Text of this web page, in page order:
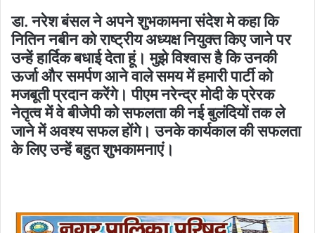
डा. नरेश बंसल ने अपने शुभकामना संदेश मे कहा कि
नितिन नबीन को राष्ट्रीय अध्यक्ष नियुक्त किए जाने पर
उन्हें हार्दिक बधाई देता हूं। मुझे विश्वास है कि उनकी
ऊर्जा और समर्पण आने वाले समय में हमारी पार्टी को
मजबूती प्रदान करेंगे। पीएम नरेन्द्र मोदी के प्रेरक
नेतृत्व में वे बीजेपी को सफलता की नई बुलंदियों तक ले
जाने में अवश्य सफल होंगे। उनके कार्यकाल की सफलता
के लिए उन्हें बहुत शुभकामनाएं।